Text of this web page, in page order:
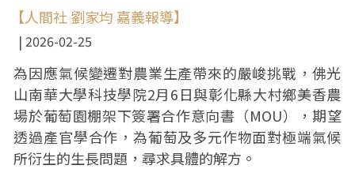
【人間社 劉家均 嘉義報導】
2026-02-25
為因應氣候變遷對農業生產帶來的嚴峻挑戰，佛光
山南華大學科技學院2月6日與彰化縣大村鄉美香農
場於葡萄園棚架下簽署合作意向書（MOU），期望
透過產官學合作，為葡萄及多元作物面對極端氣候
所衍生的生長問題，尋求具體的解方。